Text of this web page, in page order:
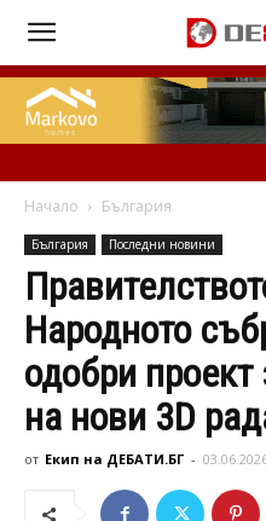
Начало България
България Последни новини
Народното
одобри
на нови 3D
от Екип на ДЕБАТИ.БГ -